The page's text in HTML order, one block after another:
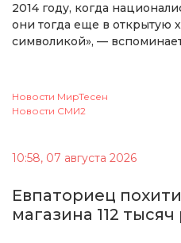
2014 году, когда
они тогда еще в открытую
символикой», —
Новости МирТесен
Новости СМИ2
10:58, 07 августа 2026
Евпаториец
магазина 112